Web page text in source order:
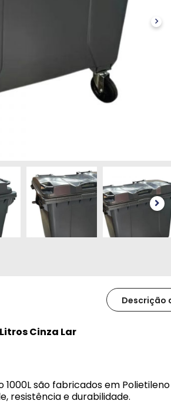
Descrição
Cinza Lar
1000L são fabricados em
resistência e durabilidade.